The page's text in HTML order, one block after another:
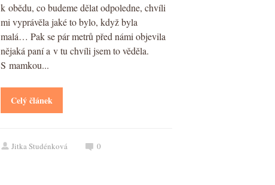
k obědu, co budeme dělat odpoledne, chvíli
mi vyprávěla jaké to bylo, když byla
malá… Pak se pár metrů před námi objevila
nějaká paní a v tu chvíli jsem to věděla.
S mamkou...
Celý článek
Jitka Studénková 0